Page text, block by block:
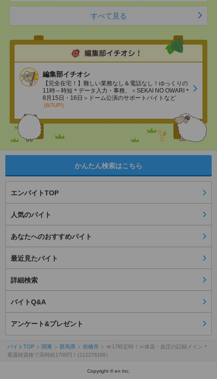
すべて見る
編集部イチオシ
【完全在宅！】難しい業務なし＆電話なし！ゆっくりの
11時～時短＊データ入力・事務、＜SEKAI NO OWARI＊
8月15日・16日＞ドーム公演のサポートバイトなど
(8/7UP!)
かんたん検索はこちら
エンバイトTOP
人気のバイト
あなたへのおすすめバイト
最近見たバイト
詳細検索
バイトQ&A
アンケート&プレゼント
バイトTOP 関東 群馬県 前橋市
≪17時定時！≫体温・血圧の記録メイン＊
看護師資格で高時給1700円！(111278188）
Copyright © en Inc.